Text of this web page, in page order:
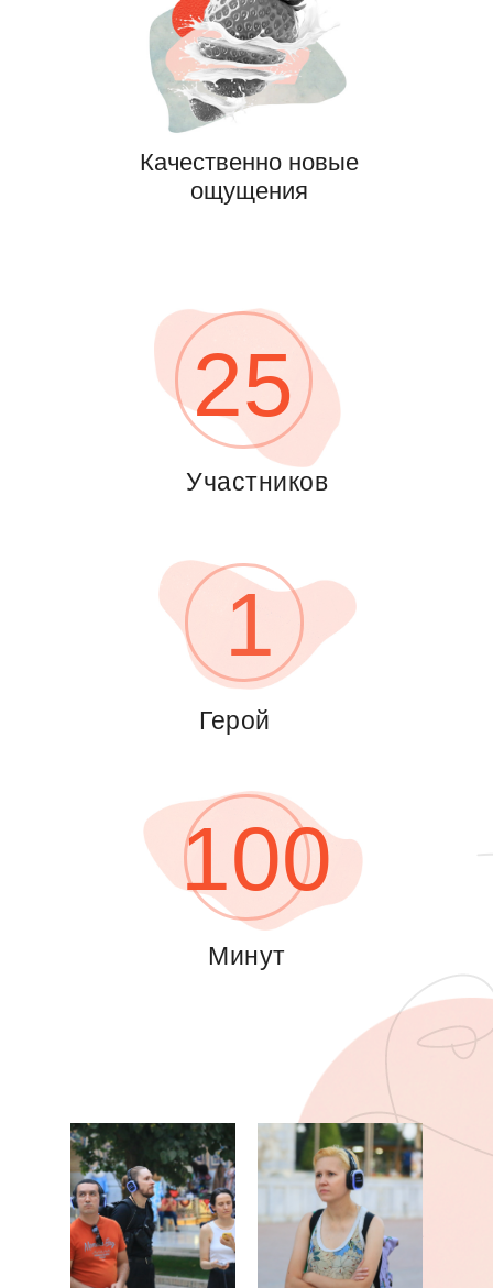
Качественно новые
ощущения
Участников
25
Герой
1
100
Минут